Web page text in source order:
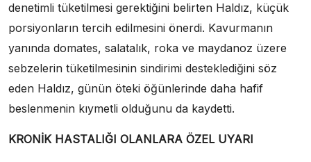
denetimli tüketilmesi gerektiğini belirten Haldız, küçük
porsiyonların tercih edilmesini önerdi. Kavurmanın
yanında domates, salatalık, roka ve maydanoz üzere
sebzelerin tüketilmesinin sindirimi desteklediğini söz
eden Haldız, günün öteki öğünlerinde daha hafif
beslenmenin kıymetli olduğunu da kaydetti.
KRONİK HASTALIĞI OLANLARA ÖZEL UYARI